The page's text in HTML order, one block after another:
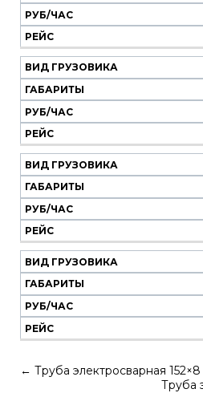
РУБ/ЧАС
РЕЙС
ВИД ГРУЗОВИКА
ГАБАРИТЫ
РУБ/ЧАС
РЕЙС
ВИД ГРУЗОВИКА
ГАБАРИТЫ
РУБ/ЧАС
РЕЙС
ВИД ГРУЗОВИКА
ГАБАРИТЫ
РУБ/ЧАС
РЕЙС
← Труба электросварная 152×8
Труба